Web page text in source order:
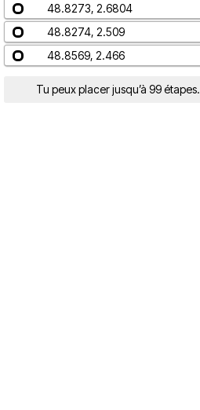
48.8273, 2.6804
48.8274, 2.509
48.8569, 2.466
Tu peux placer jusqu’à 99 étapes.